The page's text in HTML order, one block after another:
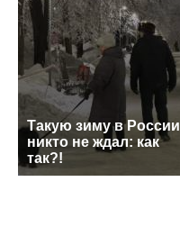
Такую зиму в России
никто не ждал: как
так?!